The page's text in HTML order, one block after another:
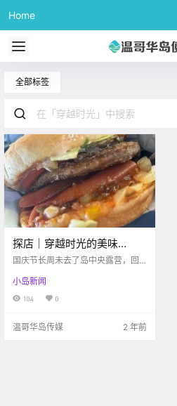
Home
全部标签
探店｜穿越时光的美味
DRIVE-IN体验
国庆节长周未去了岛中央露营，回
餐厅。J & L DRIVE-IN 是一家位于
Port Alberni 的经典美式快餐店。我
每一道食物都.
小岛新闻
104 0
温哥华岛传媒 2 年前